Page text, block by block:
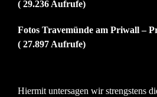
( 29.236 Aufrufe)
Fotos Travemünde am Priwall –
( 27.897 Aufrufe)
Hiermit untersagen wir strengstens